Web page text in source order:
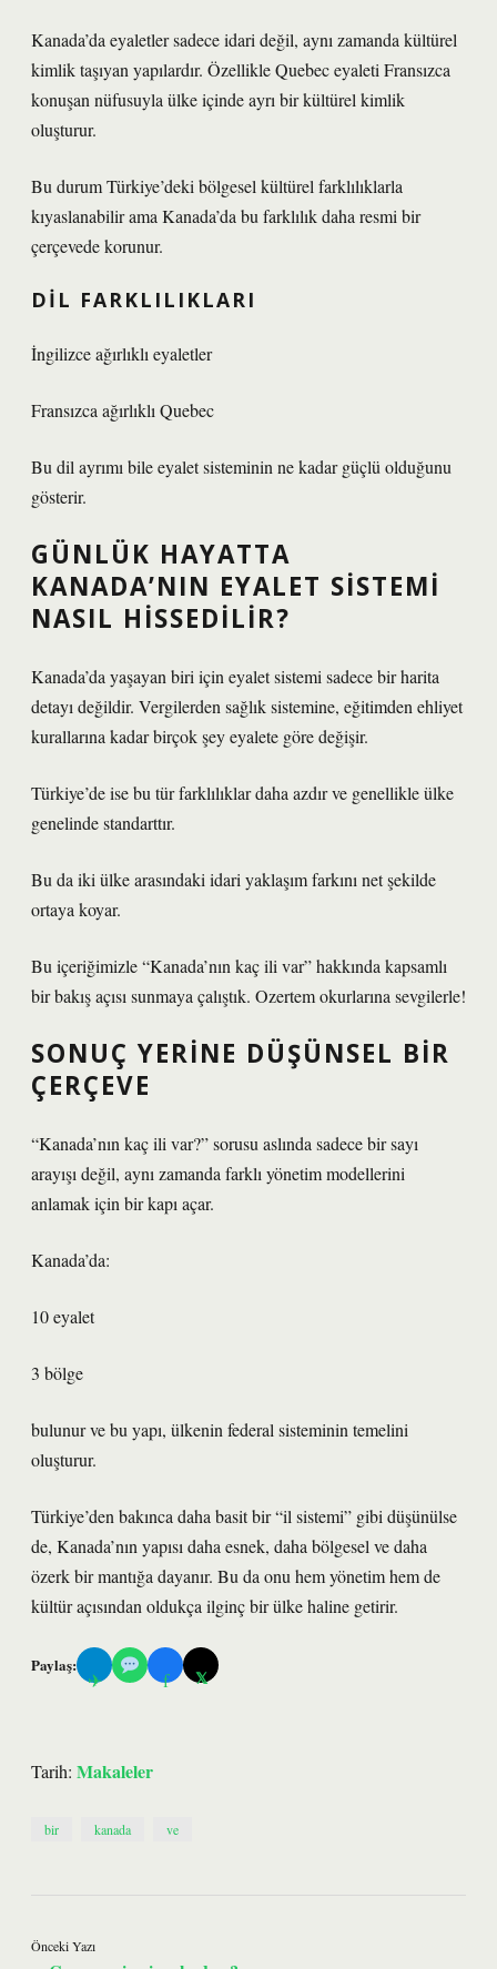
Kanada’da eyaletler sadece idari değil, aynı zamanda kültürel
kimlik taşıyan yapılardır. Özellikle Quebec eyaleti Fransızca
konuşan nüfusuyla ülke içinde ayrı bir kültürel kimlik
oluşturur.
Bu durum Türkiye’deki bölgesel kültürel farklılıklarla
kıyaslanabilir ama Kanada’da bu farklılık daha resmi bir
çerçevede korunur.
DIL FARKLILIKLARI
İngilizce ağırlıklı eyaletler
Fransızca ağırlıklı Quebec
Bu dil ayrımı bile eyalet sisteminin ne kadar güçlü olduğunu
gösterir.
GÜNLÜK HAYATTA
KANADA’NIN EYALET SISTEMI
NASIL HISSEDILIR?
Kanada’da yaşayan biri için eyalet sistemi sadece bir harita
detayı değildir. Vergilerden sağlık sistemine, eğitimden ehliyet
kurallarına kadar birçok şey eyalete göre değişir.
Türkiye’de ise bu tür farklılıklar daha azdır ve genellikle ülke
genelinde standarttır.
Bu da iki ülke arasındaki idari yaklaşım farkını net şekilde
ortaya koyar.
Bu içeriğimizle “Kanada’nın kaç ili var” hakkında kapsamlı
bir bakış açısı sunmaya çalıştık. Ozertem okurlarına sevgilerle!
SONUÇ YERINE DÜŞÜNSEL BIR
ÇERÇEVE
“Kanada’nın kaç ili var?” sorusu aslında sadece bir sayı
arayışı değil, aynı zamanda farklı yönetim modellerini
anlamak için bir kapı açar.
Kanada’da:
10 eyalet
3 bölge
bulunur ve bu yapı, ülkenin federal sisteminin temelini
oluşturur.
Türkiye’den bakınca daha basit bir “il sistemi” gibi düşünülse
de, Kanada’nın yapısı daha esnek, daha bölgesel ve daha
özerk bir mantığa dayanır. Bu da onu hem yönetim hem de
kültür açısından oldukça ilginç bir ülke haline getirir.
Paylaş:
✈ f 𝕏
Tarih: Makaleler
bir kanada ve
Önceki Yazı